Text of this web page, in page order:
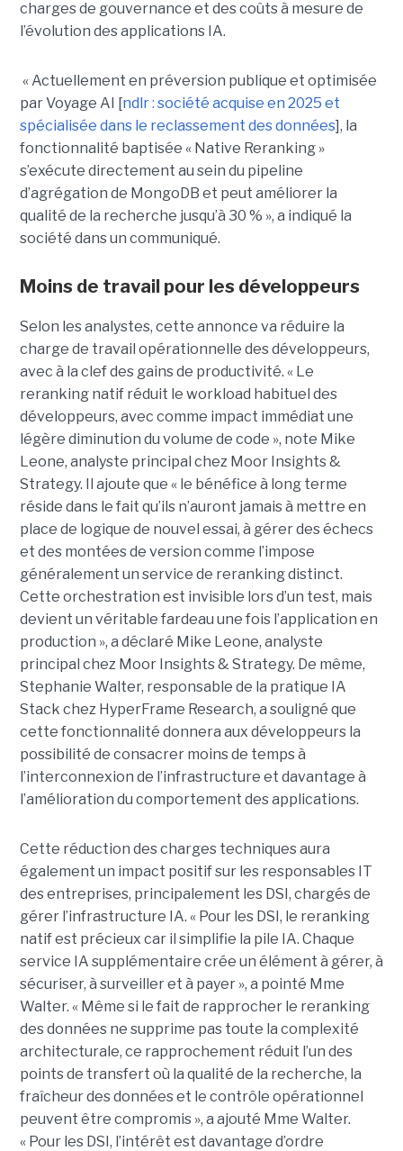
charges de gouvernance et des coûts à mesure de
l’évolution des applications IA.
« Actuellement en préversion publique et optimisée
par Voyage AI [ndlr : société acquise en 2025 et
spécialisée dans le reclassement des données], la
fonctionnalité baptisée « Native Reranking »
s’exécute directement au sein du pipeline
d’agrégation de MongoDB et peut améliorer la
qualité de la recherche jusqu’à 30 % », a indiqué la
société dans un communiqué.
Moins de travail pour les développeurs
Selon les analystes, cette annonce va réduire la
charge de travail opérationnelle des développeurs,
avec à la clef des gains de productivité. « Le
reranking natif réduit le workload habituel des
développeurs, avec comme impact immédiat une
légère diminution du volume de code », note Mike
Leone, analyste principal chez Moor Insights &
Strategy. Il ajoute que « le bénéfice à long terme
réside dans le fait qu’ils n’auront jamais à mettre en
place de logique de nouvel essai, à gérer des échecs
et des montées de version comme l’impose
généralement un service de reranking distinct.
Cette orchestration est invisible lors d’un test, mais
devient un véritable fardeau une fois l’application en
production », a déclaré Mike Leone, analyste
principal chez Moor Insights & Strategy. De même,
Stephanie Walter, responsable de la pratique IA
Stack chez HyperFrame Research, a souligné que
cette fonctionnalité donnera aux développeurs la
possibilité de consacrer moins de temps à
l’interconnexion de l’infrastructure et davantage à
l’amélioration du comportement des applications.
Cette réduction des charges techniques aura
également un impact positif sur les responsables IT
des entreprises, principalement les DSI, chargés de
gérer l’infrastructure IA. « Pour les DSI, le reranking
natif est précieux car il simplifie la pile IA. Chaque
service IA supplémentaire crée un élément à gérer, à
sécuriser, à surveiller et à payer », a pointé Mme
Walter. « Même si le fait de rapprocher le reranking
des données ne supprime pas toute la complexité
architecturale, ce rapprochement réduit l’un des
points de transfert où la qualité de la recherche, la
fraîcheur des données et le contrôle opérationnel
peuvent être compromis », a ajouté Mme Walter.
« Pour les DSI, l’intérêt est davantage d’ordre